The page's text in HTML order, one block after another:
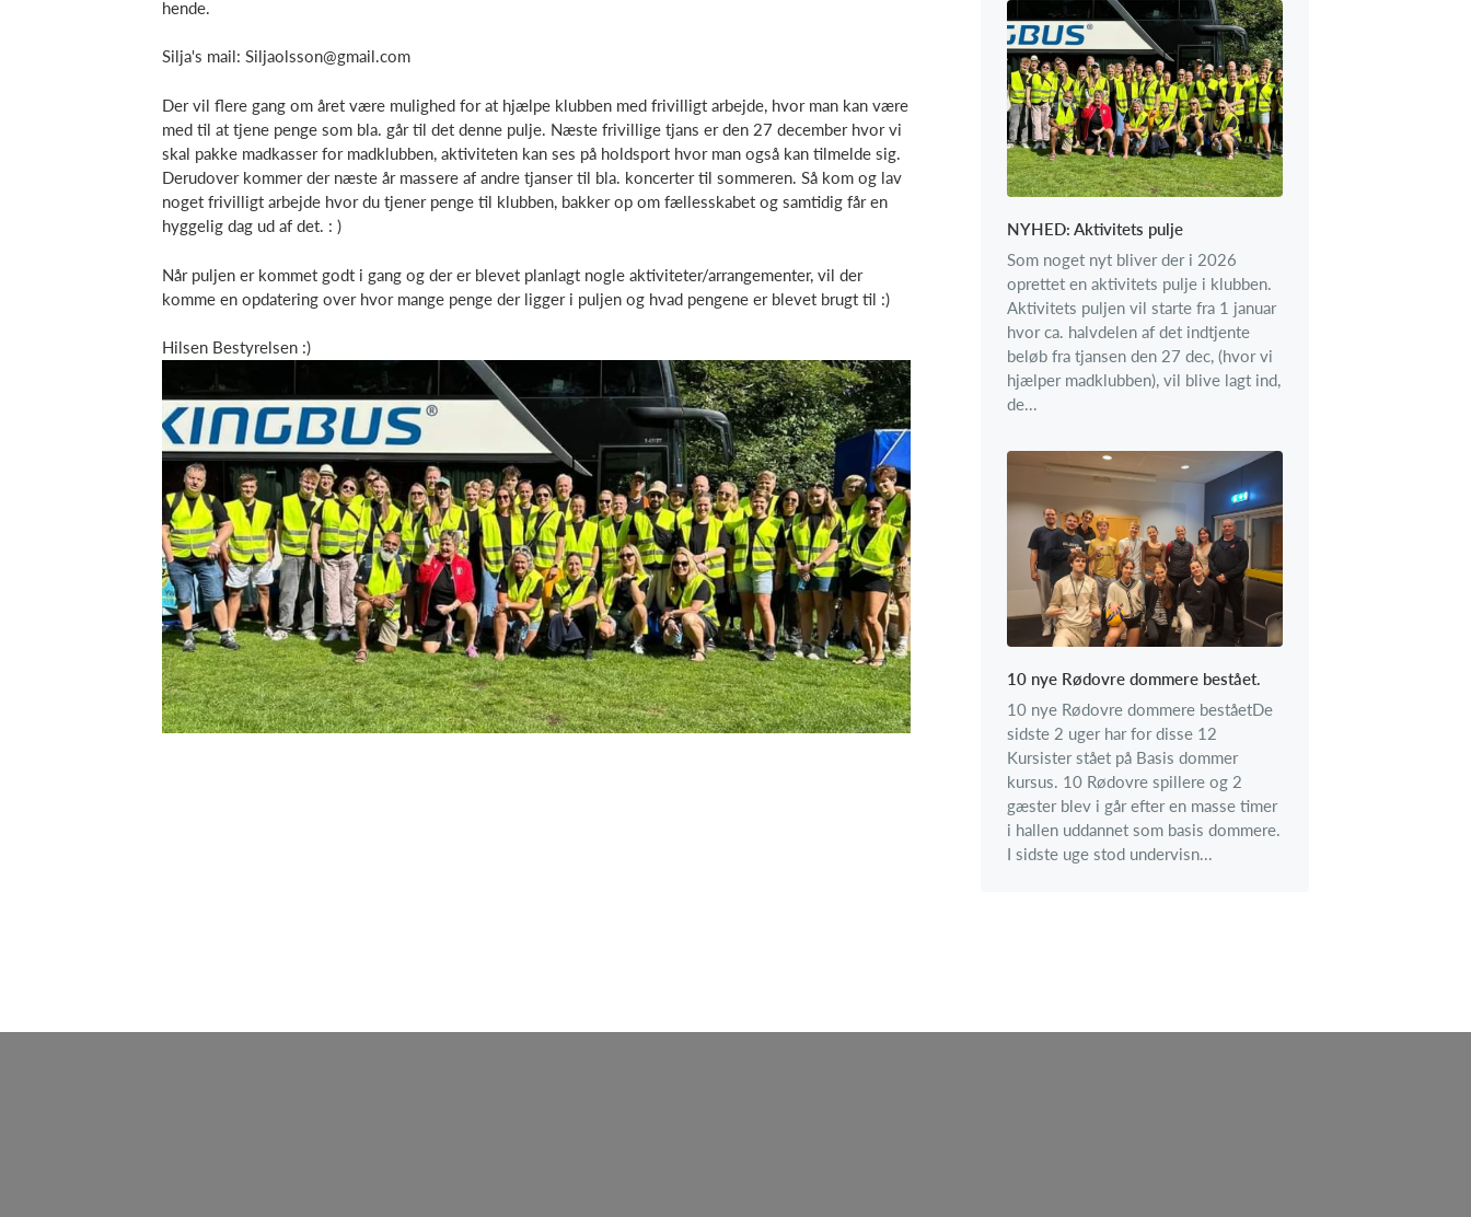
hende.
Silja's mail: Siljaolsson@gmail.com
Der vil flere gang om året være mulighed for at hjælpe klubben med frivilligt arbejde, hvor man kan være
med til at tjene penge som bla. går til det denne pulje. Næste frivillige tjans er den 27 december hvor vi
skal pakke madkasser for madklubben, aktiviteten kan ses på holdsport hvor man også kan tilmelde sig.
Derudover kommer der næste år massere af andre tjanser til bla. koncerter til sommeren. Så kom og lav
noget frivilligt arbejde hvor du tjener penge til klubben, bakker op om fællesskabet og samtidig får en
hyggelig dag ud af det. : )
Når puljen er kommet godt i gang og der er blevet planlagt nogle aktiviteter/arrangementer, vil der
komme en opdatering over hvor mange penge der ligger i puljen og hvad pengene er blevet brugt til :)
Hilsen Bestyrelsen :)
NYHED: Aktivitets pulje
Som noget nyt bliver der i 2026
oprettet en aktivitets pulje i klubben.
Aktivitets puljen vil starte fra 1 januar
hvor ca. halvdelen af det indtjente
beløb fra tjansen den 27 dec, (hvor vi
hjælper madklubben), vil blive lagt ind,
de...
10 nye Rødovre dommere bestået.
10 nye Rødovre dommere beståetDe
sidste 2 uger har for disse 12
Kursister stået på Basis dommer
kursus. 10 Rødovre spillere og 2
gæster blev i går efter en masse timer
i hallen uddannet som basis dommere.
I sidste uge stod undervisn...